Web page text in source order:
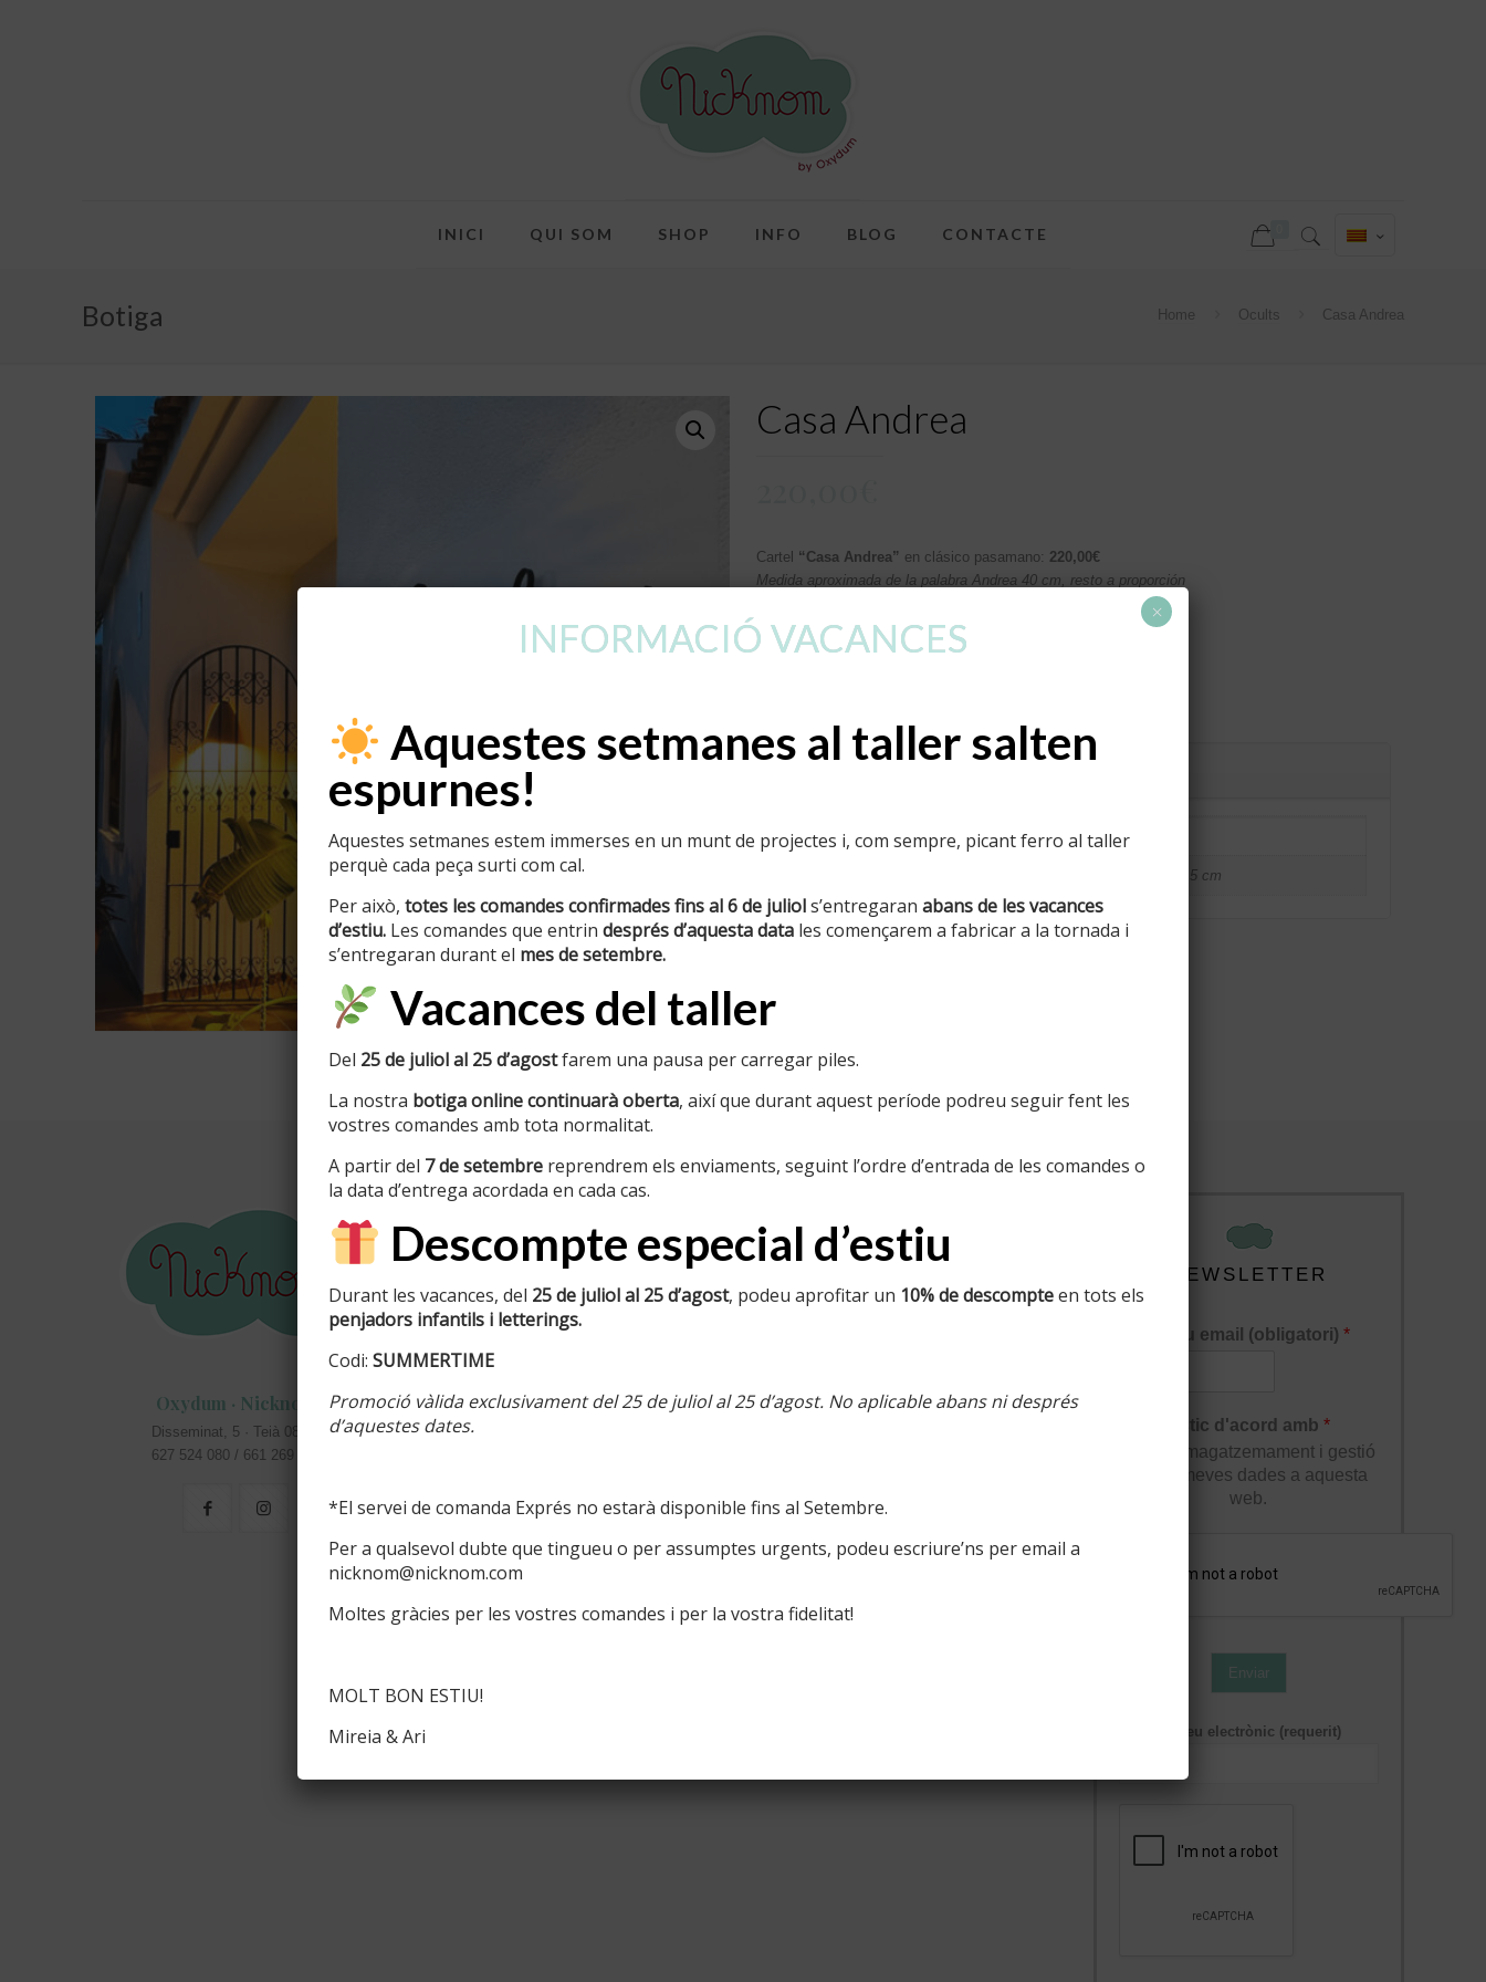
INICI QUI SOM SHOP INFO BLOG CONTACTE
Botiga Home Ocults Casa Andrea
Casa Andrea
Cartel “Casa Andrea” en clásico pasamano: 220,00€
Medida aproximada de la palabra Andrea 40 cm, resto a proporción
Afegeix a la cistella
Pes
190 × 40 × 15 cm
Oxydum · Nicknom
Disseminat, 5 · Teià 08329
627 524 080 / 661 269 583
Informació d’interés
Info personalitzats
Colors disponibles
masies
Condicions de compra
Cookies
Política de reemborsaments i devolucions
NEWSLETTER
El teu email (obligatori) *
Estic d'acord amb *
l'enmagatzemament i gestió
de les meves dades a aquesta
web.
Enviar
Correu electrònic (requerit)
INFORMACIÓ VACANCES
Aquestes setmanes al taller salten
espurnes!
Aquestes setmanes estem immerses en un munt de projectes i, com sempre, picant ferro al taller
perquè cada peça surti com cal.
Per això, totes les comandes confirmades fins al 6 de juliols’entregaran abans de les vacances
d’estiu.Les comandes que entrin després d’aquesta datales començarem a fabricar a la tornada i
s’entregaran durant el mes de setembre.
Vacances del taller
Del 25 de juliol al 25 d’agostfarem una pausa per carregar piles.
La nostra botiga online continuarà oberta, així que durant aquest període podreu seguir fent les
vostres comandes amb tota normalitat.
A partir del 7 de setembrereprendrem els enviaments, seguint l’ordre d’entrada de les comandes o
la data d’entrega acordada en cada cas.
Descompte especial d’estiu
Durant les vacances, del 25 de juliol al 25 d’agost, podeu aprofitar un 10% de descompteen tots els
penjadors infantils i letterings.
Codi: SUMMERTIME
Promoció vàlida exclusivament del 25 de juliol al 25 d’agost. No aplicable abans ni després
d’aquestes dates.
*El servei de comanda Exprés no estarà disponible fins al Setembre.
Per a qualsevol dubte que tingueu o per assumptes urgents, podeu escriure’ns per email a
nicknom@nicknom.com
Moltes gràcies per les vostres comandes i per la vostra fidelitat!
MOLT BON ESTIU!
Mireia & Ari
×